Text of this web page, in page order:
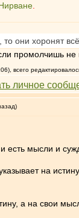
они хоронят
промолчишь не
всего
есть мысли и
на
а на свои